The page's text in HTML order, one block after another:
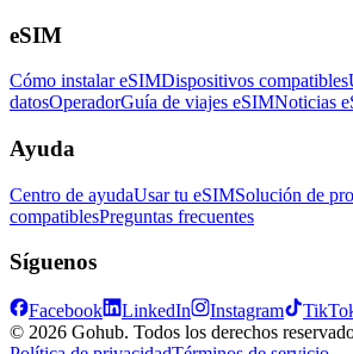
eSIM
Cómo instalar eSIMDispositivos compatibles
datosOperadorGuía de viajes eSIMNoticias
Ayuda
Centro de ayudaUsar tu eSIMSolución de
compatiblesPreguntas frecuentes
Síguenos
Facebook LinkedIn Instagram
© 2026 Gohub. Todos los derechos